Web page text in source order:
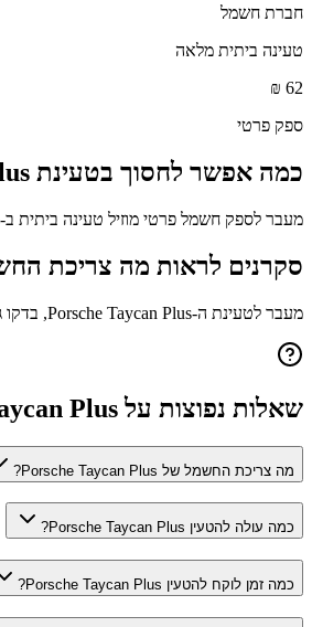
חברת חשמל
טעינה ביתית מלאה
62
₪
ספק פרטי
כמה אפשר לחסוך בטעינת
מעבר לספק חשמל פרטי מוזיל טעינה ביתית ב-7%–21%, כלומר עד כ-
סקרנים לראות מה צריכת
מעבר לטעינת ה-Porsche Taycan Plus
,
שאלות נפוצות עלPlus
מה צריכת החשמל של Porsche Taycan Plus?
כמה עולה להטעין Porsche Taycan Plus?
כמה זמן לוקח להטעין Porsche Taycan Plus?